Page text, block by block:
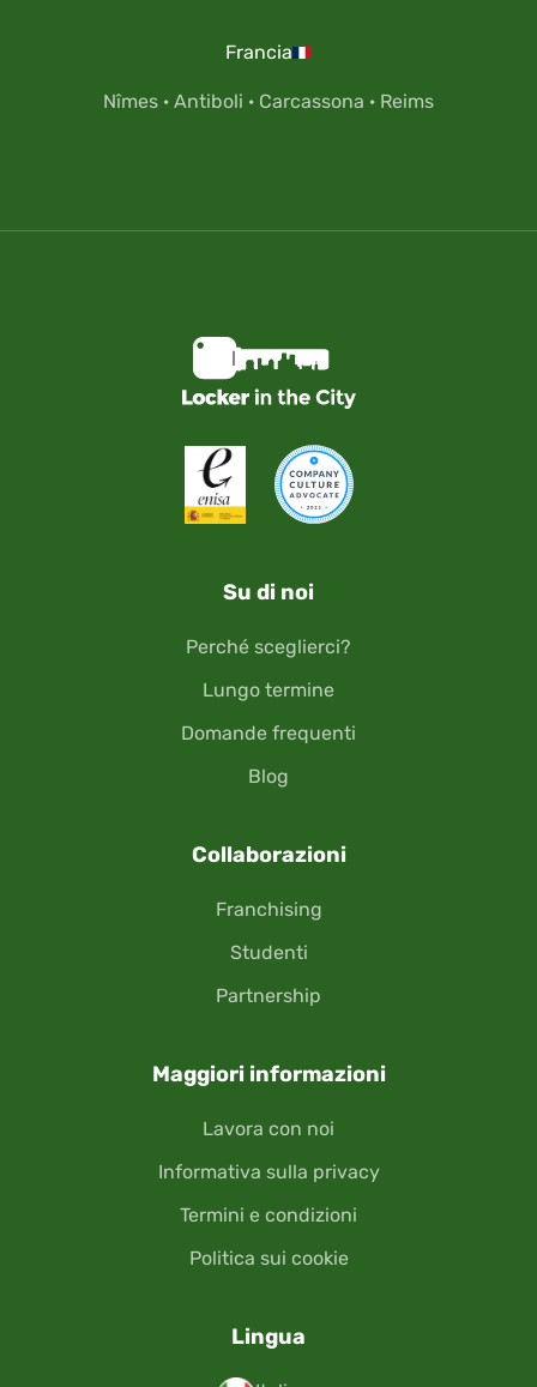
Francia
Nîmes · Antiboli · Carcassona · Reims
Su di noi
Perché sceglierci?
Lungo termine
Domande frequenti
Blog
Collaborazioni
Franchising
Studenti
Partnership
Maggiori informazioni
Lavora con noi
Informativa sulla privacy
Termini e condizioni
Politica sui cookie
Lingua